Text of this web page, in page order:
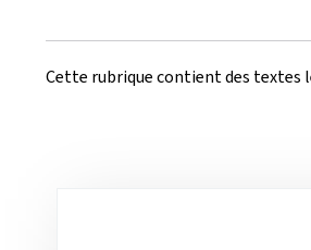
Cette rubrique contient des textes